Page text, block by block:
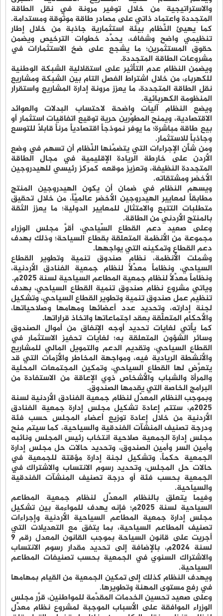
والاستراتيجية من خلال توفير مرونة في نقل الطاقة
المتجددة واعتماد ذاتي على مصادر طاقة موثوقة ومستدامة.
كما يهيئ النِّظام بيئة استثمارية جاذبة من خلال إطار
تنظيمي واضح وشفاف، يحدِّد خطوات الترخيص ويضمن
حقوق المستثمرين؛ ما يشجع على ضخ الاستثمارات في
مشروعات الطاقة المتجددة.
ويضمن النظام عدم التأثير على استقلالية الشبكة الوطنية
للكهرباء، من خلال اشتراط الفصل التام بين الشبكة ومشاريع
نقل الطاقة المتجددة، ما يعزز مرونة إدارة المشاريع واستقرار
المنظومة الكهربائية.
ويضع النظام آليات واضحة لاحتساب البدلات والعوائد
الاقتصادية، ويمنح المطوِّرين حرية توقيع اتفاقيات استثمار أو
بيع طاقة مباشرة؛ ما يوفر نموذجاً اقتصادياً مرناً قابلاً للتوسع
وجاذباً للاستثمار.
ومن شأن الإجراءات التي يتضمَّنها النِّظام أن تسهم في وضع
الأردن على خارطة الريادة الإقليمية في مجال الطاقة
المتجددة النظيفة، وتعزيز موقعه كمركز رئيسي للهيدروجين
الأخضر ومشتقاته.
ويسهم النظام في ضمان أن يكون الهيدروجين المنتج
مطابقاً لمعايير الهيدروجين الأخضر عالميَّاً، من خلال تحقيق
متطلبات التتبع والامتثال للمعايير الدولية؛ ما يعزز الثقة
بالمنتج الأردني من الطاقة.
وعلى صعيد دعم القطاع السِّياحي، أقرَّ مجلس الوزراء
مجموعة من الأنظمة المتعلقة بقطاع السياحة؛ وذلك بهدف
دعم القطاع وتمكينه التي يواجهها.
وشملت الأنظمة، نظام صندوق تنمية وتطوير القطاع
السياحي، ونظاماً معدِّلاً لنظام جمعية الفنادق الأردنية،
ونظاماً معدِّلاً لنظام جمعية المطاعم السياحية لسنة 2025م.
وياتي مشروع نظام صندوق تنمية القطاع السياحي، بهدف
تنظيم عمل صندوق تنمية وتطوير القطاع السياحي، وتشكيل
لجنة إدارته، وتحديد عدد أعضائها ومهامها وصلاحياتها،
والأحكام المتعلِّقة بعقد اجتماعاتها واتخاذ قراراتها.
كما يأتي لغايات تحديد أوجه الإنفاق من أموال الصندوق
وسائر الشؤون المتعلقة به؛ لغايات تحفيز الاستثمار في
القطاع السياحي، وتقديم الدعم والتمويل المالي للمشاريع
والأنشطة الريادية فيه، ومواجهة المخاطر والأزمات التي قد
يتعرَّض لها القطاع السياحي، وتمكين المجتمعات المحلية
والمرأة والشباب والأشخاص ذوي الإعاقة من الاستفادة من
البرامج الخاصة التي يقدمها الصندوق.
وبموجب النظام المعدِّل لنظام جمعية الفنادق الأردنية لسنة
2025م، ستتم إعادة تشكيل مجلس إدارة جمعية الفنادق
الأردنية من خلال إعادة توزيع أعضاء المجلس حسب فئة
ودرجة تصنيف المنشآت الفندقية والسياحية، كما سيتم منح
مجلس إدارة الجمعية صلاحية انتخاب رئيس المجلس ونائبه
وأمين السر وأمين الصندوق، وتحديد حالات حل مجلس إدارة
الجمعية حكماً، وتشكيل لجنة إدارة مؤقتة للجمعية في
حالات حل المجلس، وتحديد رسوم الانتساب والاشتراك في
الجمعية بحسب فئة أو درجة تصنيف المنشآت الفندقية
والسياحية.
وفيما يتعلق بالنظام المعدِّل لنظام جمعية المطاعم
السياحية لسنة 2025م؛ فإنه يهدف للمواءمة بين تشكيل
مجلس إدارة جمعية المطاعم السياحية الأردنية وإجراءات
تصنيف المطاعم السياحية، بما يتفق مع التعديلات التي
أجريت على قانون السياحة بموجب القانون المعدل رقم 9
لسنة 2024م، بالإضافة إلى تحديد مقدار رسوم الانتساب
والاشتراك السنوي في الجمعية بحسب تصنيفات المطاعم
السياحية.
ويهدف النظام كذلك إلى تمكين الجمعية من القيام بمهامها
في رفع مستوى المهنة وتطويرها.
وعلى صعيد تحسين الخدمات المقدَّمة للمواطنين، قرَّر مجلس
الوزراء الموافقة على الأسباب الموجبة لمشروع نظام معدِّل